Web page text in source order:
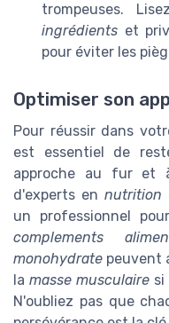
trompeuses.
ingrédients et
pour éviter les
Optimiser son
Pour réussir dans
est essentiel de
approche au fur et
d'experts en nutrition
un professionnel
complements
monohydrate peuvent
la masse musculairesi
N'oubliez pas que